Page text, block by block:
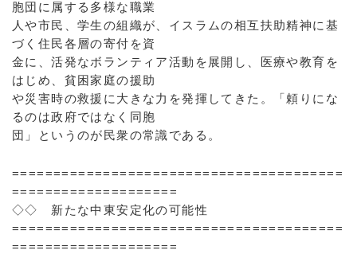
胞団に属する多様な職業
人や市民、学生の組織が、イスラムの相互扶助精神に基
づく住民各層の寄付を資
金に、活発なボランティア活動を展開し、医療や教育を
はじめ、貧困家庭の援助
や災害時の救援に大きな力を発揮してきた。「頼りにな
るのは政府ではなく同胞
団」というのが民衆の常識である。
========================================
====================
◇◇ 新たな中東安定化の可能性
========================================
====================